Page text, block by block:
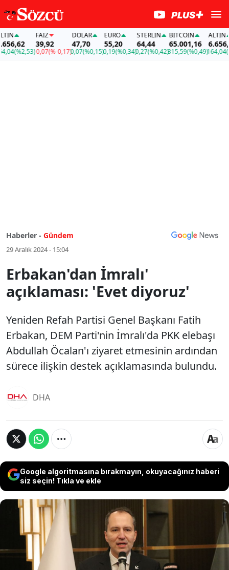
(%2,53)
FAİZ
39,92
-0,07(%-0,17)
DOLAR
47,70
0,07(%0,15)
EURO
55,20
0,19(%0,34)
STERLIN
64,44
0,27(%0,42)
BITCOIN
65.001,16
315,59(%0,49)
ALTIN
6.656,62
164,04
Haberler - Gündem
29 Aralık 2024 - 15:04
Erbakan'dan İmralı'
açıklaması: 'Evet diyoruz'
Yeniden Refah Partisi Genel Başkanı Fatih
Erbakan, DEM Parti'nin İmralı'da PKK elebaşı
Abdullah Öcalan'ı ziyaret etmesinin ardından
sürece ilişkin destek açıklamasında bulundu.
DHA
Google algoritmasına bırakmayın, okuyacağınız haberi
siz seçin! Tıkla ve ekle
Yeniden Refah Partisi Genel Başkanı Fatih
Erbakan, DEM Parti'nin İmralı'da PKK
elebaşı Abdullah Öcalan'ı ziyaret etmesinin